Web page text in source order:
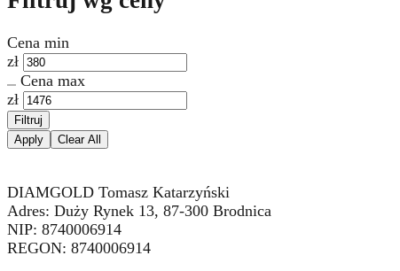
Cena min
zł
Cena max
zł
Filtruj
Apply
Clear All
DIAMGOLD Tomasz Katarzyński
Adres: Duży Rynek 13, 87-300 Brodnica
NIP: 8740006914
REGON: 8740006914